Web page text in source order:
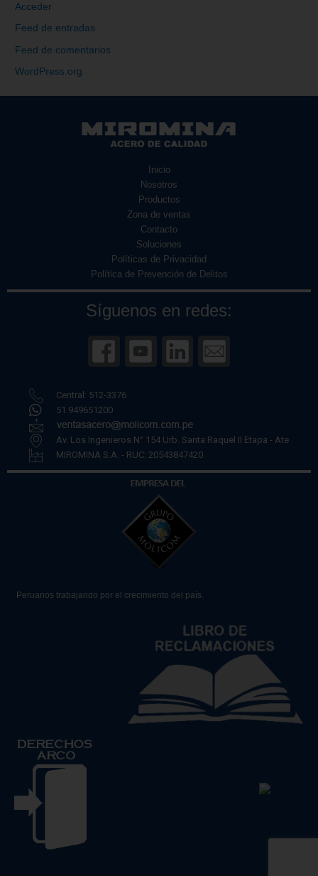
Acceder
Feed de entradas
Feed de comentarios
WordPress.org
Inicio
Nosotros
Productos
Zona de ventas
Contacto
Soluciones
Políticas de Privacidad
Política de Prevención de Delitos
Síguenos en redes:
Central: 512-3376
51 949651200
Av. Los Ingenieros N° 154 Urb. Santa Raquel II Etapa - Ate
MIROMINA S.A. - RUC: 20543847420
Peruanos trabajando por el crecimiento del país.